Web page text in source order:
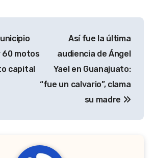
60 motos
capital
Así fue la última
audiencia de Ángel
Yael en Guanajuato:
“fue un calvario”, clama
su madre